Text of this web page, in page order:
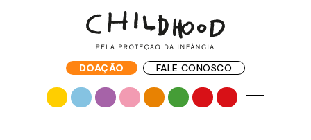
DOAÇÃO FALE CONOSCO